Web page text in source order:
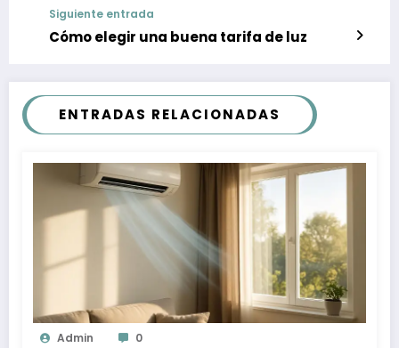
Siguiente entrada
Cómo elegir una buena tarifa de luz
ENTRADAS RELACIONADAS
Admin 0